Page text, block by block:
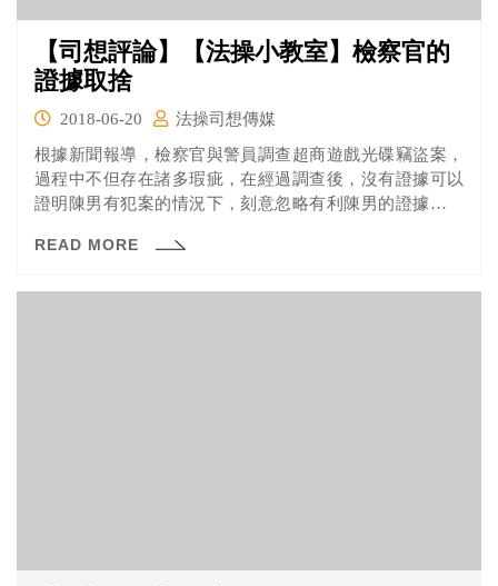
【司想評論】【法操小教室】檢察官的
證據取捨
2018-06-20
法操司想傳媒
根據新聞報導，檢察官與警員調查超商遊戲光碟竊盜案，
過程中不但存在諸多瑕疵，在經過調查後，沒有證據可以
證明陳男有犯案的情況下，刻意忽略有利陳男的證據，草
經通過對該檢察官以及員警的彈劾案，後續將由公務員懲
READ MORE